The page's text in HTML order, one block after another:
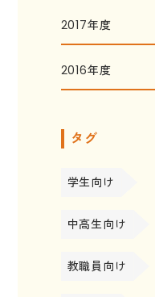
2017年度
2016年度
タグ
学生向け
中高生向け
教職員向け